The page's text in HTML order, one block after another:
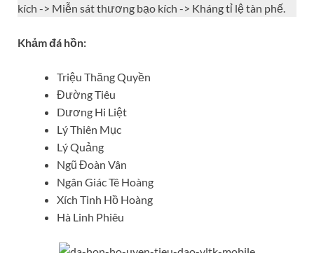
kích -> Miễn sát thương bạo kích -> Kháng tỉ lệ tàn phế.
Khảm đá hồn:
Triệu Thăng Quyền
Đường Tiêu
Dương Hi Liệt
Lý Thiên Mục
Lý Quảng
Ngũ Đoàn Vân
Ngân Giác Tê Hoàng
Xích Tinh Hồ Hoàng
Hà Linh Phiêu